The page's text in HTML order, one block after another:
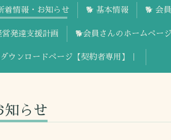
着情報・お知らせ 🐕 基本情報 🐕 会
発達支援計画 🐕会員さんのホームページ
ウンロードページ【契約者専用】｜
知らせ